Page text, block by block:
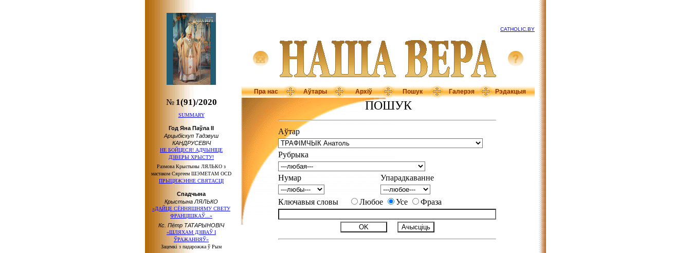
CATHOLIC.BY
Пра нас Аўтары Архіў Пошук Галерэя Рэдакцыя
№ 1(91)/2020
SUMMARY
Год Яна Паўла ІІ
Арцыбіскуп Тадэвуш
КАНДРУСЕВІЧ
НЕ БОЙЦЕСЯ! АДЧЫНІЦЕ
ДЗВЕРЫ ХРЫСТУ!
Размова Крыстыны ЛЯЛЬКО з
мастаком Сяргеем ШЭМЕТАМ OCD
ПРЫЦЯЖЭННЕ СВЯТАСЦІ
Спадчына
Крыстына ЛЯЛЬКО
«ДАЙЦЕ СЁННЯШНЯМУ СВЕТУ
ФРАНЦІШКАЎ...»
Кс. Пётр ТАТАРЫНОВІЧ
«ШЛЯХАМ ДЗІВАЎ І
ЎРАЖАННЯЎ»
Зацемкі з падарожжа ў Рым
ПОШУК
Аўтар
Рубрыка
Нумар Упарадкаванне
Ключавыя словы Любое Усе Фраза